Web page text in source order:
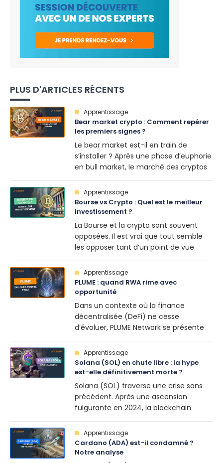
PLUS D'ARTICLES RÉCENTS
Apprentissage
Bear market crypto : Comment repérer
les premiers signes ?
Le bear market est-il en train de
s’installer ? Après une phase d’euphorie
en bull market, le marché des cryptos
comment reconnaître les premiers
signes d’un retournement avant qu’il
ne soit trop tard ? Plusieurs indicateurs
permettent d’anticiper un bear market
et d’adapter sa stratégie. Voici 5 signes
clés de base [...]
Apprentissage
Bourse vs Crypto : Quel est le meilleur
investissement ?
La Bourse et la crypto sont souvent
opposées. Il est vrai que tout semble
les opposer tant d’un point de vue
même. Ces deux univers financiers
offrent des opportunités uniques, mais
aussi des risques bien distincts. Alors,
vaut-il mieux investir en crypto ou en
bourse ? Décryptage. Investir en bourse
vs investir [...]
Apprentissage
PLUME : quand RWA rime avec
opportunité
Dans un contexte où la finance
décentralisée (DeFi) ne cesse
d’évoluer, PLUME Network se présente
spécialisé dans la tokenisation d’actifs
réels (RWA). Soutenu par une équipe
expérimentée et un financement
solide, le projet ambitionne de faciliter
l’interopérabilité entre plusieurs
blockchains. Ceci, pour ouvrir l’accès à
de nouvelles [...]
Apprentissage
Solana (SOL) en chute libre : la hype
est-elle définitivement morte ?
Solana (SOL) traverse une crise sans
précédent. Après une ascension
fulgurante en 2024, la blockchain
plonger de 46% en un mois.
L’engouement s’effondre, l’activité du
réseau ralentit et les investisseurs
Apprentissage
Cardano (ADA) est-il condamné ?
Notre analyse